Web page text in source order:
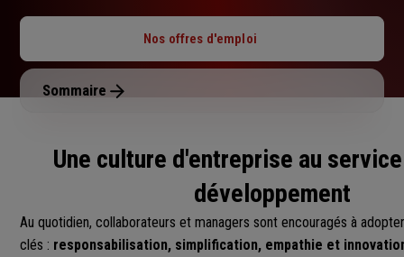
Nos offres d'emploi
Sommaire
Une culture d'entreprise au
développement
Au quotidien, collaborateurs et managers sont encouragés à
clés : responsabilisation, simplification, empathie et